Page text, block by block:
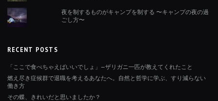
夜を制するものがキャンプを制する 〜キャンプの夜の過
ごし方〜
RECENT POSTS
「ここで食べちゃえばいいでしょ」—ザリガニ一匹が教えてくれたこと
燃え尽き症候群で退職を考えるあなたへ。自然と哲学に学ぶ、すり減らない
働き方
その蝶、きれいだと思いましたか？